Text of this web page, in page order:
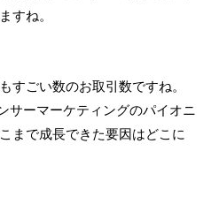
すね。
すごい数のお取引数ですね。
サーマーケティングのパイオニ
まで成長できた要因はどこに